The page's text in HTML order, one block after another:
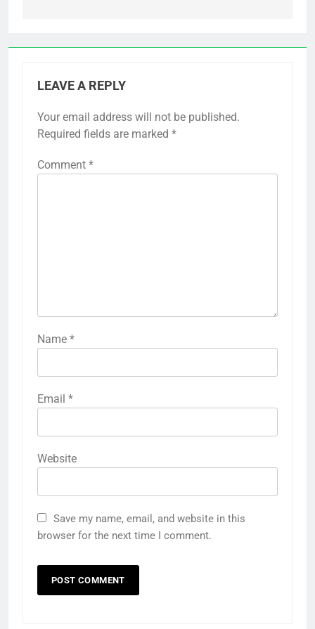
LEAVE A REPLY
Your email address will not be published.
Required fields are marked *
Comment *
Name *
Email *
Website
Save my name, email, and website in this
browser for the next time I comment.